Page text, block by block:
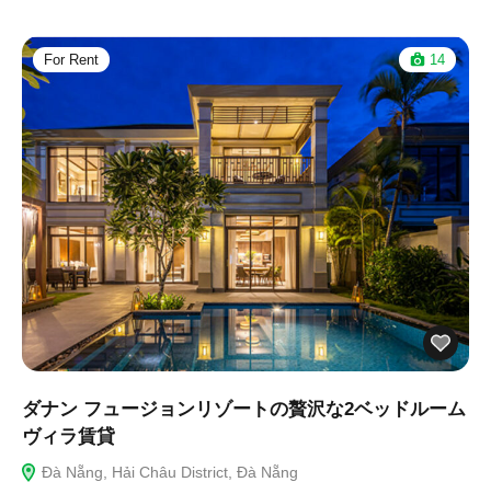
For Rent 14
ダナン フュージョンリゾートの贅沢な2ベッドルーム
ヴィラ賃貸
Đà Nẵng, Hải Châu District, Đà Nẵng